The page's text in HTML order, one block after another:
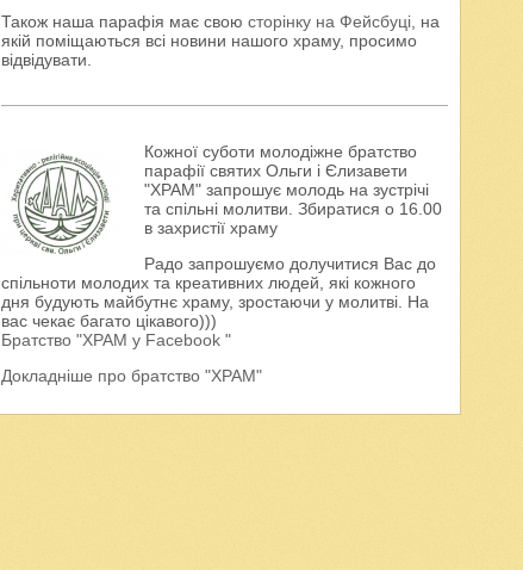
Також наша парафія має своюсторінку на Фейсбуці, на
якій поміщаються всі новини нашого храму, просимо
відвідувати.
Кожної суботи молодіжне братство
парафії святих Ольги і Єлизавети
"ХРАМ" запрошує молодь на зустрічі
та спільні молитви. Збиратися о 16.00
в захристії храму
Радо запрошуємо долучитися Вас до
спільноти молодих та креативних людей, які кожного
дня будують майбутнє храму, зростаючи у молитві. На
вас чекає багато цікавого)))
Братство "ХРАМ у Facebook "
Докладніше про братство "ХРАМ"